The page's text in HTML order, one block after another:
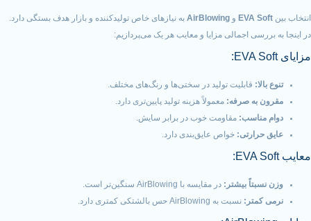
EVAوAirBlowingبه نیازهای خاص تولیدکننده و بازار هدف بستگی دارد.
اجمالی مزایا و معایب هر یک می‌پردازیم:
قابلیت تولید در سختی‌ها و رنگ‌های مختلف.
به صرفه:معمولاً هزینه تولید پایین‌تری دارد.
مقاومت خوب در برابر سایش.
خواص عایق‌بندی دارد.
بیشتر:در مقایسه با AirBlowing سنگین‌تر است.
نسبت به AirBlowing حس بالشتکی کمتری دارد.